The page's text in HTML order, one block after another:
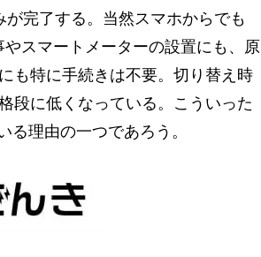
完了する。当然スマホからでも
スマートメーターの設置にも、原
も特に手続きは不要。切り替え時
段に低くなっている。こういった
理由の一つであろう。